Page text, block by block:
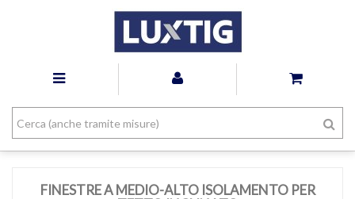
FINESTRE A MEDIO-ALTO ISOLAMENTO PER